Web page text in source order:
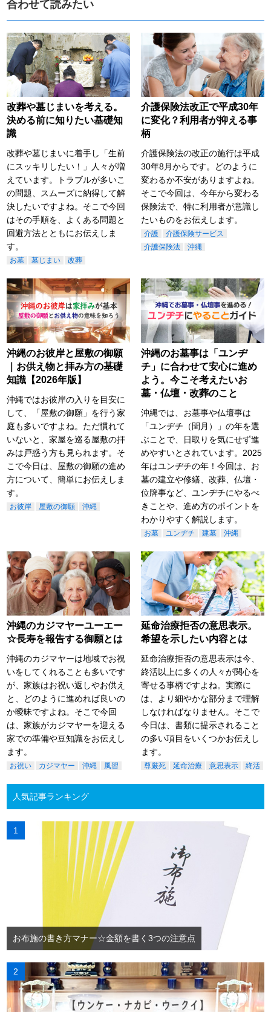
合わせて読みたい
改葬や墓じまいを考える。
決める前に知りたい基礎知
識
改葬や墓じまいに着手し「生前
にスッキリしたい！」人々が増
えています。トラブルが多いこ
の問題、スムーズに納得して解
決したいですよね。そこで今回
はその手順を、よくある問題と
回避方法とともにお伝えしま
す。
お墓 墓じまい 改葬
介護保険法改正で平成30年
に変化？利用者が抑える事
柄
介護保険法の改正の施行は平成
30年8月からです。どのように
変わるか不安がありますよね。
そこで今回は、今年から変わる
保険法で、特に利用者が意識し
たいものをお伝えします。
介護
介護保険サービス
介護保険法
沖縄
沖縄のお彼岸と屋敷の御願
｜お供え物と拝み方の基礎
知識【2026年版】
沖縄ではお彼岸の入りを目安に
して、「屋敷の御願」を行う家
庭も多いですよね。ただ慣れて
いないと、家屋を巡る屋敷の拝
みは戸惑う方も見られます。そ
こで今日は、屋敷の御願の進め
方について、簡単にお伝えしま
す。
お彼岸 屋敷の御願 沖縄
沖縄のお墓事は「ユンヂ
チ」に合わせて安心に進め
よう。今こそ考えたいお
墓・仏壇・改葬のこと
沖縄では、お墓事や仏壇事は
「ユンヂチ（閏月）」の年を選
ぶことで、日取りを気にせず進
めやすいとされています。2025
年はユンヂチの年！今回は、お
墓の建立や修繕、改葬、仏壇・
位牌事など、ユンヂチにやるべ
きことや、進め方のポイントを
わかりやすく解説します。
お墓 ユンヂチ 建墓 沖縄
沖縄のカジマヤーユーエー
☆長寿を報告する御願とは
沖縄のカジマヤーは地域でお祝
いをしてくれることも多いです
が、家族はお祝い返しやお供え
と、どのように進めれば良いの
か曖昧ですよね。そこで今回
は、家族がカジマヤーを迎える
家での準備や豆知識をお伝えし
ます。
お祝い カジマヤー 沖縄 風習
延命治療拒否の意思表示。
希望を示したい内容とは
延命治療拒否の意思表示は今、
終活以上に多くの人々が関心を
寄せる事柄ですよね。実際に
は、より細やかな部分まで理解
しなければなりません。そこで
今日は、書類に提示されること
の多い項目をいくつかお伝えし
ます。
尊厳死 延命治療 意思表示 終活
人気記事ランキング
お布施の書き方マナー☆金額を書く3つの注意点